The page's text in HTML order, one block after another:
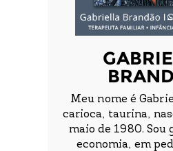
Meu nome é
carioca, taurina,
maio de 1980. Sou
economia, em